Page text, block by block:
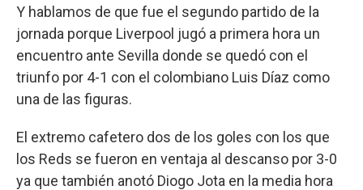
Y hablamos de que fue el segundo partido de la
jornada porque Liverpool jugó a primera hora un
encuentro ante Sevilla donde se quedó con el
triunfo por 4-1 con el colombiano Luis Díaz como
una de las figuras.
El extremo cafetero dos de los goles con los que
los Reds se fueron en ventaja al descanso por 3-0
ya que también anotó Diogo Jota en la media hora